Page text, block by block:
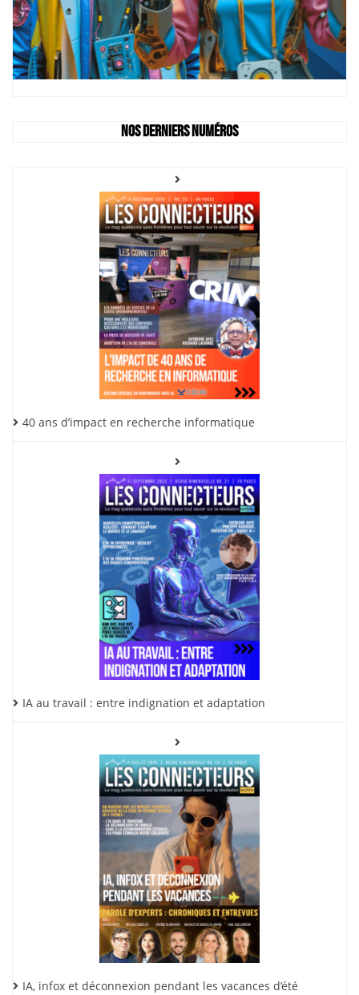
Nos derniers numéros
40 ans d’impact en recherche informatique
IA au travail : entre indignation et adaptation
IA, infox et déconnexion pendant les vacances d’été